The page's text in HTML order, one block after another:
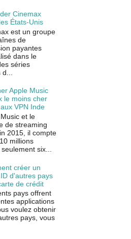
Cinemax
États-Unis
est un groupe
de
payantes
dans le
séries
Apple Music
le moins cher
VPN Inde
et le
de streaming
2015, il compte
millions
six...
créer un
d'autres pays
de crédit
pays offrent
applications
voulez obtenir
pays, vous